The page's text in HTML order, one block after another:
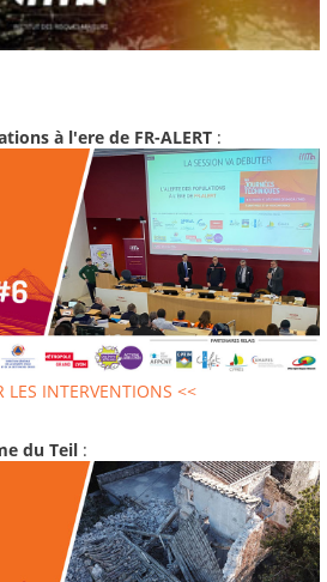
à l'ere de FR-ALERT :
LES INTERVENTIONS <<
du Teil :